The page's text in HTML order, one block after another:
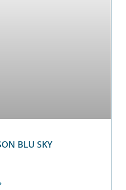
BLU SKY